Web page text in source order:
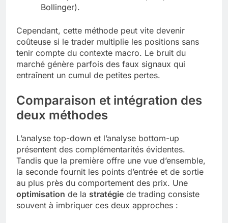
Bollinger).
Cependant, cette méthode peut vite devenir
coûteuse si le trader multiplie les positions sans
tenir compte du contexte macro. Le bruit du
marché génère parfois des faux signaux qui
entraînent un cumul de petites pertes.
Comparaison et intégration des
deux méthodes
L’analyse top-down et l’analyse bottom-up
présentent des complémentarités évidentes.
Tandis que la première offre une vue d’ensemble,
la seconde fournit les points d’entrée et de sortie
au plus près du comportement des prix. Une
optimisation de la stratégie de trading consiste
souvent à imbriquer ces deux approches :